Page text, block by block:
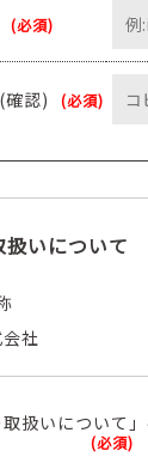
(必須)
確認) (必須)
いについて
社
情報保護管理責
取扱いについて
(必須)